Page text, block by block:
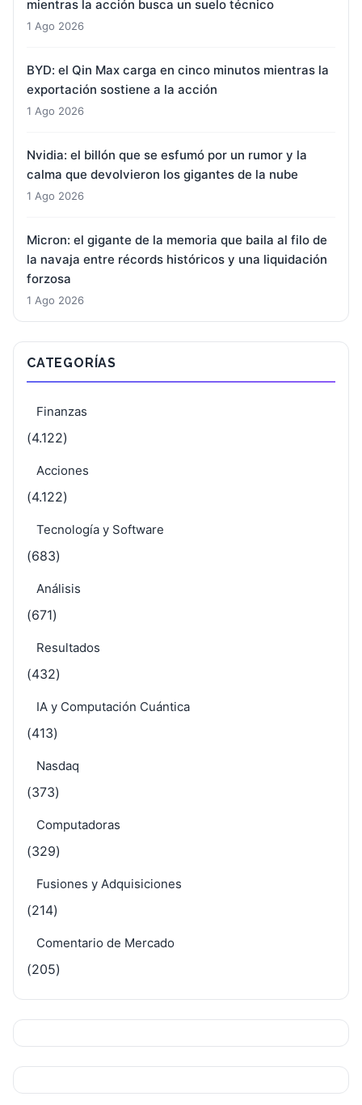
mientras la acción busca un suelo técnico
1 Ago 2026
BYD: el Qin Max carga en cinco minutos mientras la
exportación sostiene a la acción
1 Ago 2026
Nvidia: el billón que se esfumó por un rumor y la
calma que devolvieron los gigantes de la nube
1 Ago 2026
Micron: el gigante de la memoria que baila al filo de
la navaja entre récords históricos y una liquidación
forzosa
1 Ago 2026
CATEGORÍAS
Finanzas
(4.122)
Acciones
(4.122)
Tecnología y Software
(683)
Análisis
(671)
Resultados
(432)
IA y Computación Cuántica
(413)
Nasdaq
(373)
Computadoras
(329)
Fusiones y Adquisiciones
(214)
Comentario de Mercado
(205)